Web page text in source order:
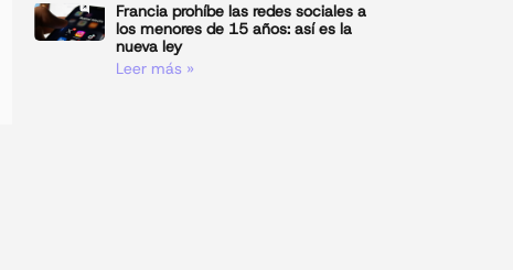
Francia prohíbe las redes sociales a
los menores de 15 años: así es la
nueva ley
Leer más »